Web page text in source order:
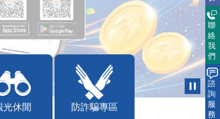
光休閒 防詐騙專區
聯
絡
我
們
諮
詢
服
務